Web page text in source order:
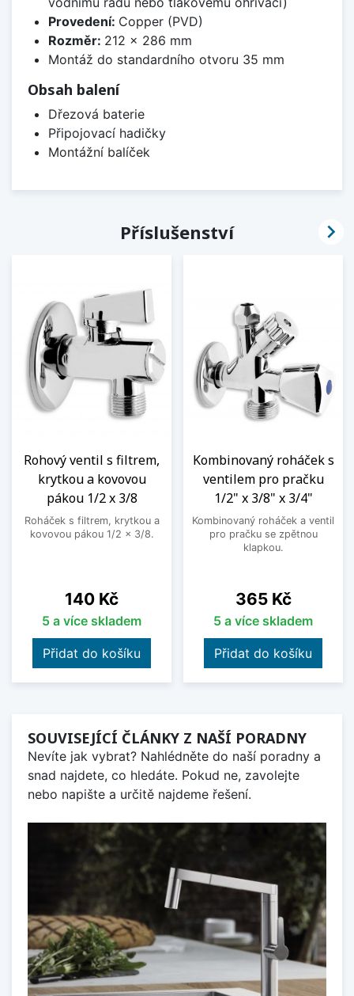
Provedení: Copper (PVD)
Rozměr: 212 x 286 mm
Montáž do standardního otvoru 35 mm
Obsah balení
Dřezová baterie
Připojovací hadičky
Montážní balíček
Příslušenství
Rohový ventil s filtrem,
krytkou a kovovou
pákou 1/2 x 3/8
Roháček s filtrem, krytkou a
kovovou pákou 1/2 x 3/8.
Cena
140 Kč
5 a více skladem
Přidat do košíku
Kombinovaný roháček s
ventilem pro pračku
1/2" x 3/8" x 3/4"
Kombinovaný roháček a ventil
pro pračku se zpětnou
klapkou.
Cena
365 Kč
5 a více skladem
Přidat do košíku

SOUVISEJÍCÍ ČLÁNKY Z NAŠÍ PORADNY
Nevíte jak vybrat? Nahlédněte do naší poradny a
snad najdete, co hledáte. Pokud ne, zavolejte
nebo napište a určitě najdeme řešení.